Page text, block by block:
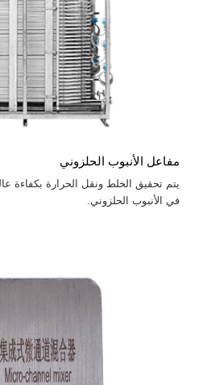
مفاعل الأنبوب الحلزوني
يتم تحقيق الخلط ونقل الحرارة بكفاءة
في الأنبوب الحلزوني.